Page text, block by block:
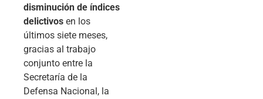
disminución de índices
delictivos en los
últimos siete meses,
gracias al trabajo
conjunto entre la
Secretaría de la
Defensa Nacional, la